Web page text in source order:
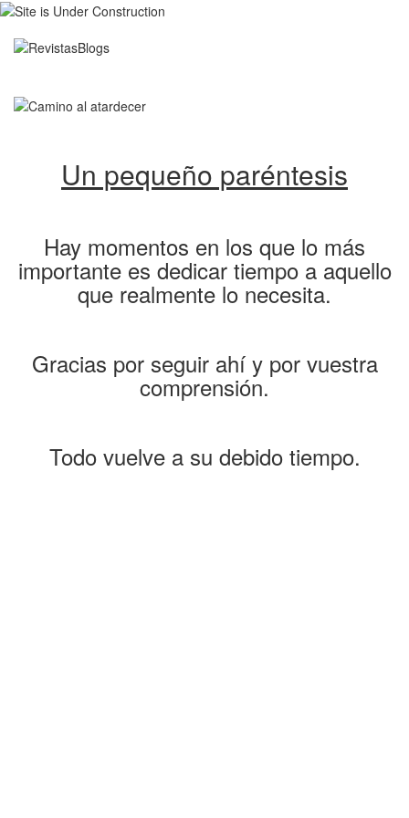
Un pequeño paréntesis
Hay momentos en los que lo más
importante es dedicar tiempo a aquello
que realmente lo necesita.
Gracias por seguir ahí y por vuestra
comprensión.
Todo vuelve a su debido tiempo.